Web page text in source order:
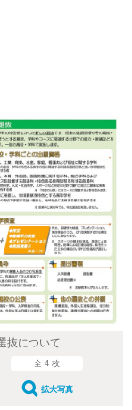
抜について
全 4 枚
拡大写真